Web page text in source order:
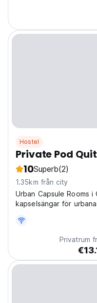
Hostel
Private Pod
10Superb(2)
1.35km från city
Urban Capsule Rooms
kapselsängar för
moderna vandrarhem.
Privatrum